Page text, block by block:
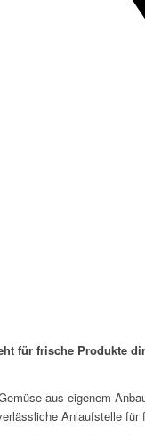
für frische
aus eigenem
Anlaufstelle